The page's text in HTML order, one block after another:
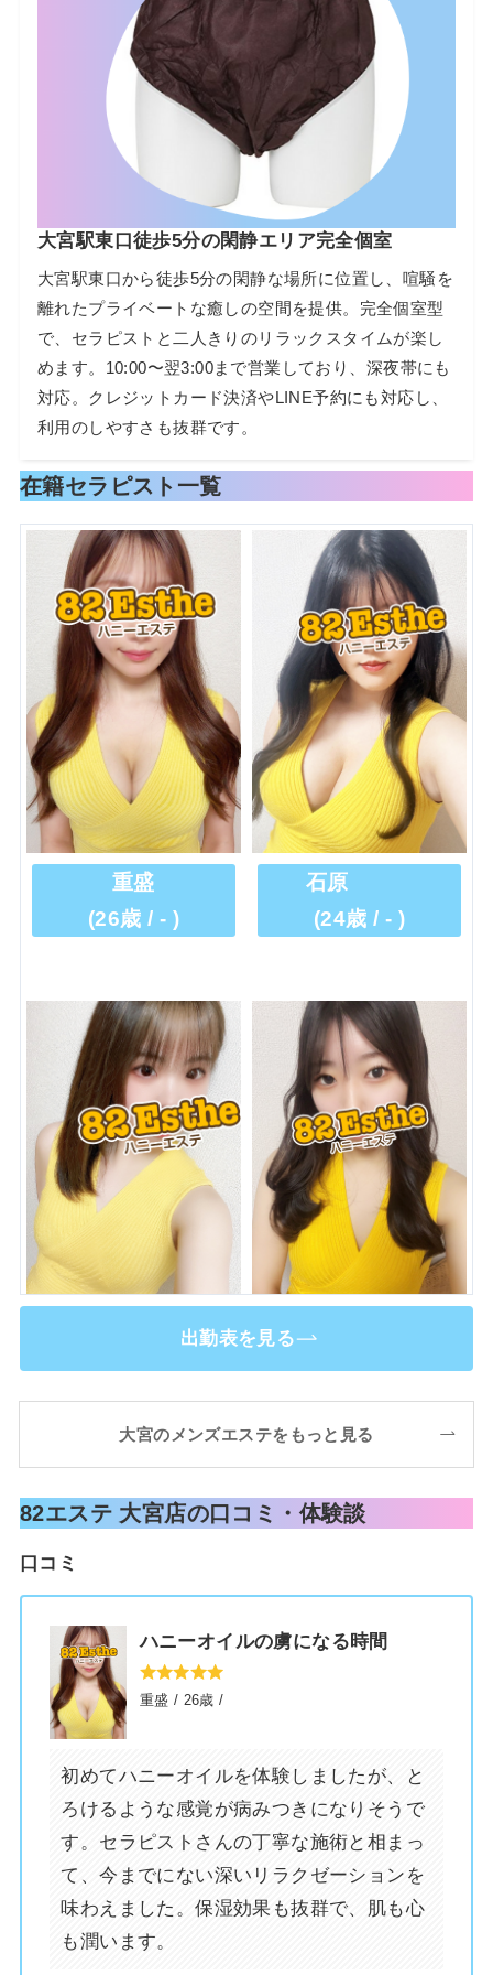
大宮駅東口徒歩5分の閑静エリア完全個室
大宮駅東口から徒歩5分の閑静な場所に位置し、喧騒を
離れたプライベートな癒しの空間を提供。完全個室型
で、セラピストと二人きりのリラックスタイムが楽し
めます。10:00〜翌3:00まで営業しており、深夜帯にも
対応。クレジットカード決済やLINE予約にも対応し、
利用のしやすさも抜群です。
在籍セラピスト一覧
重盛
(26歳 / - )
石原
(24歳 / - )
里村
吉岡
出勤表を見る
大宮のメンズエステをもっと見る
82エステ 大宮店の口コミ・体験談
口コミ
ハニーオイルの虜になる時間
重盛 / 26歳 /
初めてハニーオイルを体験しましたが、と
ろけるような感覚が病みつきになりそうで
す。セラピストさんの丁寧な施術と相まっ
て、今までにない深いリラクゼーションを
味わえました。保湿効果も抜群で、肌も心
も潤います。